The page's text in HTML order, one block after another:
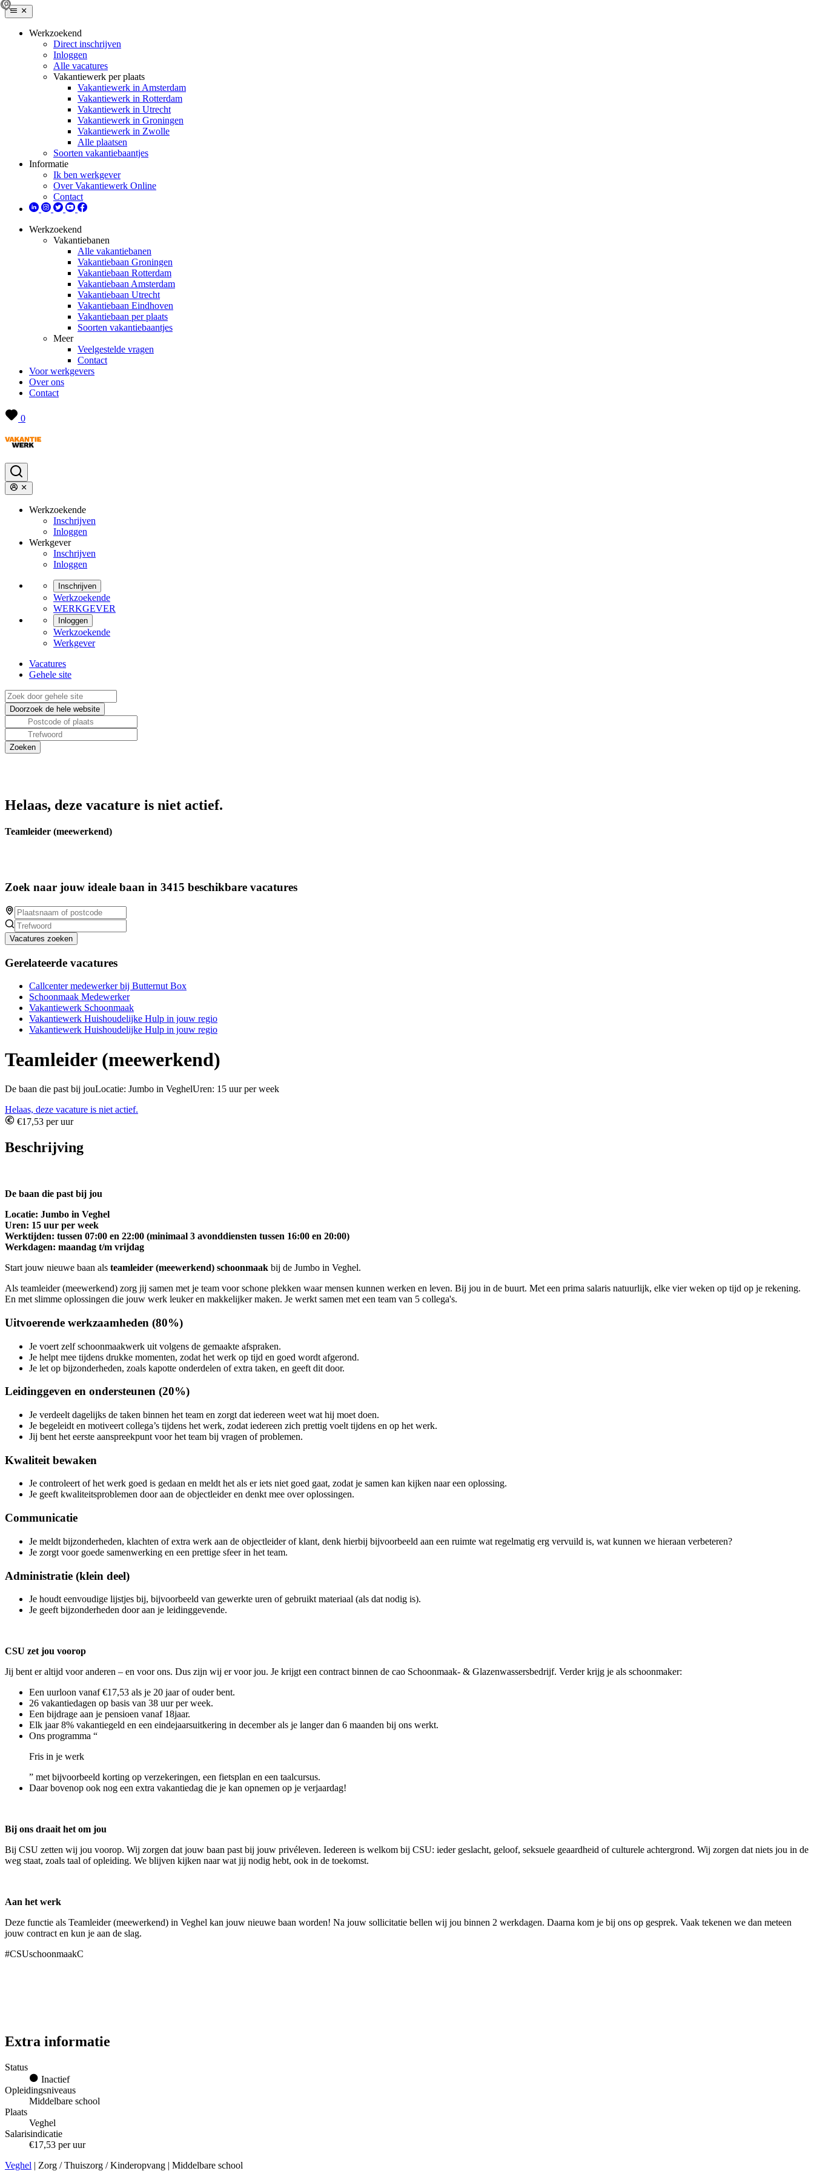
Werkzoekend
Direct inschrijven
Inloggen
Alle vacatures
Vakantiewerk per plaats
Vakantiewerk in Amsterdam
Vakantiewerk in Rotterdam
Vakantiewerk in Utrecht
Vakantiewerk in Groningen
Vakantiewerk in Zwolle
Alle plaatsen
Soorten vakantiebaantjes
Informatie
Ik ben werkgever
Over Vakantiewerk Online
Contact
Werkzoekend
Vakantiebanen
Alle vakantiebanen
Vakantiebaan Groningen
Vakantiebaan Rotterdam
Vakantiebaan Amsterdam
Vakantiebaan Utrecht
Vakantiebaan Eindhoven
Vakantiebaan per plaats
Soorten vakantiebaantjes
Meer
Veelgestelde vragen
Contact
Voor werkgevers
Over ons
Contact
0
Werkzoekende
Inschrijven
Inloggen
Werkgever
Inschrijven
Inloggen
Inschrijven
Werkzoekende
WERKGEVER
Inloggen
Werkzoekende
Werkgever
Vacatures
Gehele site
Helaas, deze vacature is niet actief.
Teamleider (meewerkend)
Zoek naar jouw ideale baan in 3415 beschikbare vacatures
Vacatures zoeken
Gerelateerde vacatures
Callcenter medewerker bij Butternut Box
Schoonmaak Medewerker
Vakantiewerk Schoonmaak
Vakantiewerk Huishoudelijke Hulp in jouw regio
Vakantiewerk Huishoudelijke Hulp in jouw regio
Teamleider (meewerkend)
De baan die past bij jouLocatie: Jumbo in VeghelUren: 15 uur per week
Helaas, deze vacature is niet actief.
€17,53 per uur
Beschrijving
De baan die past bij jou
Locatie: Jumbo in Veghel
Uren: 15 uur per week
Werktijden: tussen 07:00 en 22:00 (minimaal 3 avonddiensten tussen 16:00 en 20:00)
Werkdagen: maandag t/m vrijdag
Start jouw nieuwe baan als teamleider (meewerkend) schoonmaak bij de Jumbo in Veghel.
Als teamleider (meewerkend) zorg jij samen met je team voor schone plekken waar mensen kunnen werken en leven. Bij jou in de buurt. Met een prima salaris natuurlijk, elke vier weken op tijd op je rekening.
En met slimme oplossingen die jouw werk leuker en makkelijker maken. Je werkt samen met een team van 5 collega's.
Uitvoerende werkzaamheden (80%)
Je voert zelf schoonmaakwerk uit volgens de gemaakte afspraken.
Je helpt mee tijdens drukke momenten, zodat het werk op tijd en goed wordt afgerond.
Je let op bijzonderheden, zoals kapotte onderdelen of extra taken, en geeft dit door.
Leidinggeven en ondersteunen (20%)
Je verdeelt dagelijks de taken binnen het team en zorgt dat iedereen weet wat hij moet doen.
Je begeleidt en motiveert collega’s tijdens het werk, zodat iedereen zich prettig voelt tijdens en op het werk.
Jij bent het eerste aanspreekpunt voor het team bij vragen of problemen.
Kwaliteit bewaken
Je controleert of het werk goed is gedaan en meldt het als er iets niet goed gaat, zodat je samen kan kijken naar een oplossing.
Je geeft kwaliteitsproblemen door aan de objectleider en denkt mee over oplossingen.
Communicatie
Je meldt bijzonderheden, klachten of extra werk aan de objectleider of klant, denk hierbij bijvoorbeeld aan een ruimte wat regelmatig erg vervuild is, wat kunnen we hieraan verbeteren?
Je zorgt voor goede samenwerking en een prettige sfeer in het team.
Administratie (klein deel)
Je houdt eenvoudige lijstjes bij, bijvoorbeeld van gewerkte uren of gebruikt materiaal (als dat nodig is).
Je geeft bijzonderheden door aan je leidinggevende.
CSU zet jou voorop
Jij bent er altijd voor anderen – en voor ons. Dus zijn wij er voor jou. Je krijgt een contract binnen de cao Schoonmaak- & Glazenwassersbedrijf. Verder krijg je als schoonmaker:
Een uurloon vanaf €17,53 als je 20 jaar of ouder bent.
26 vakantiedagen op basis van 38 uur per week.
Een bijdrage aan je pensioen vanaf 18jaar.
Elk jaar 8% vakantiegeld en een eindejaarsuitkering in december als je langer dan 6 maanden bij ons werkt.
Ons programma “
Fris in je werk
” met bijvoorbeeld korting op verzekeringen, een fietsplan en een taalcursus.
Daar bovenop ook nog een extra vakantiedag die je kan opnemen op je verjaardag!
Bij ons draait het om jou
Bij CSU zetten wij jou voorop. Wij zorgen dat jouw baan past bij jouw privéleven. Iedereen is welkom bij CSU: ieder geslacht, geloof, seksuele geaardheid of culturele achtergrond. Wij zorgen dat niets jou in de
weg staat, zoals taal of opleiding. We blijven kijken naar wat jij nodig hebt, ook in de toekomst.
Aan het werk
Deze functie als Teamleider (meewerkend) in Veghel kan jouw nieuwe baan worden! Na jouw sollicitatie bellen wij jou binnen 2 werkdagen. Daarna kom je bij ons op gesprek. Vaak tekenen we dan meteen
jouw contract en kun je aan de slag.
#CSUschoonmaakC
Extra informatie
Status
Inactief
Opleidingsniveaus
Middelbare school
Plaats
Veghel
Salarisindicatie
€17,53 per uur
Veghel | Zorg / Thuiszorg / Kinderopvang | Middelbare school